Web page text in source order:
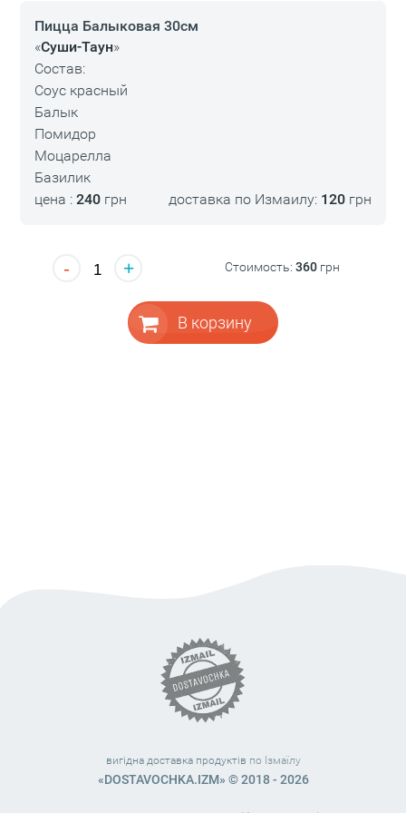
Пицца Балыковая 30см
«Суши-Таун»
Состав:
Соус красный
Балык
Помидор
Моцарелла
Базилик
цена : 240грн доставка по Измаилу: 120 грн
- + Стоимость:360 грн
В корзину
вигідна доставка продуктів по Ізмаїлу
«DOSTAVOCHKA.IZM» © 2018 - 2026